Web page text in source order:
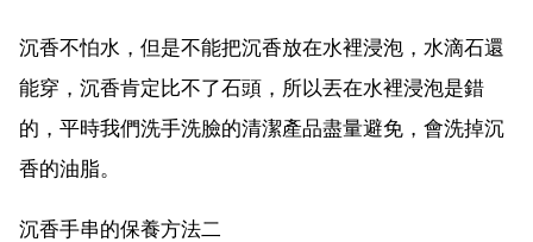
沉香不怕水，但是不能把沉香放在水裡浸泡，水滴石還
能穿，沉香肯定比不了石頭，所以丟在水裡浸泡是錯
的，平時我們洗手洗臉的清潔產品盡量避免，會洗掉沉
香的油脂。
沉香手串的保養方法二